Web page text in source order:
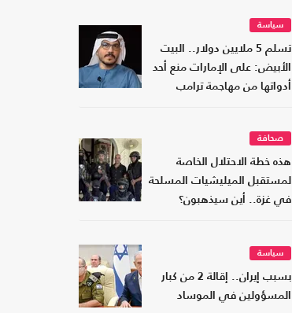
سياسة
تسلم 5 ملايين دولار.. البيت
الأبيض: على الإمارات منع أحد
أدواتها من مهاجمة ترامب
صحافة
هذه خطة الاحتلال الخاصة
لمستقبل الميليشيات المسلحة
في غزة.. أين سيذهبون؟
سياسة
بسبب إيران.. إقالة 2 من كبار
المسؤولين في الموساد